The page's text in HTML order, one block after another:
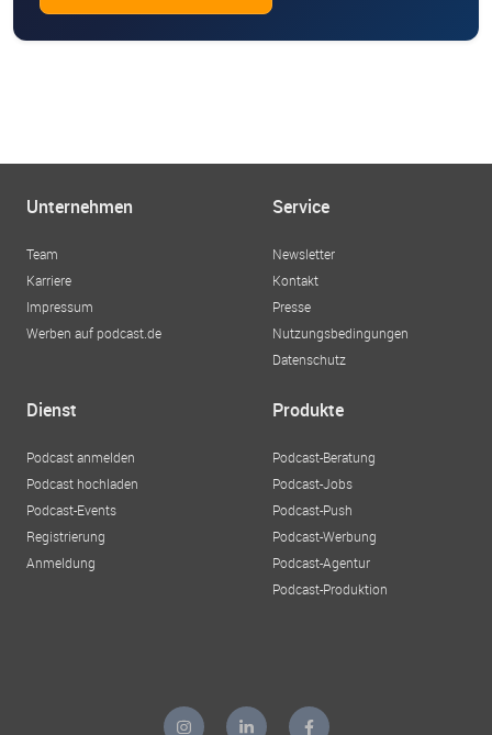
Unternehmen
Team
Karriere
Impressum
Werben auf podcast.de
Service
Newsletter
Kontakt
Presse
Nutzungsbedingungen
Datenschutz
Dienst
Podcast anmelden
Podcast hochladen
Podcast-Events
Registrierung
Anmeldung
Produkte
Podcast-Beratung
Podcast-Jobs
Podcast-Push
Podcast-Werbung
Podcast-Agentur
Podcast-Produktion